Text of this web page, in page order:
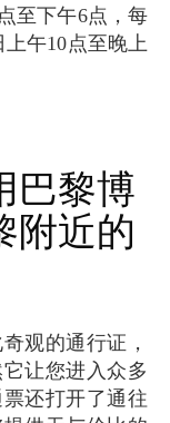
至下午6点，每
午10点至晚上
附近的
让您进入众多
还打开了通往